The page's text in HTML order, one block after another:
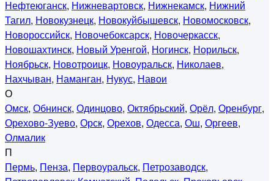
Нефтеюганск, Нижневартовск, Нижнекамск, Нижний
Тагил, Новокузнецк, Новокуйбышевск, Новомосковск,
Новороссийск, Новочебоксарск, Новочеркасск,
Новошахтинск, Новый Уренгой, Ногинск, Норильск,
Ноябрьск, Новотроицк, Новоуральск, Николаев,
Нахчыван, Наманган, Нукус, Навои
О
Омск, Обнинск, Одинцово, Октябрьский, Орёл, Оренбург,
Орехово-Зуево, Орск, Орехов, Одесса, Ош, Оргеев,
Олмалик
П
Пермь, Пенза, Первоуральск, Петрозаводск,